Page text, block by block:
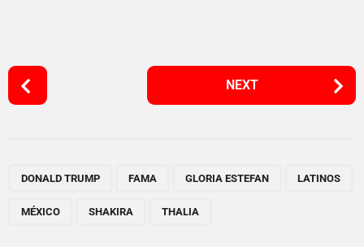
P
o
NEXT
DONALD TRUMP FAMA GLORIA ESTEFAN LATINOS
MÉXICO SHAKIRA THALIA